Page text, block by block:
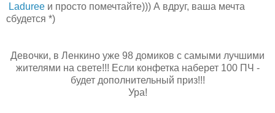
Laduree и просто помечтайте))) А вдруг, ваша мечта
сбудется *)
Девочки, в Ленкино уже 98 домиков с самыми лучшими
жителями на свете!!! Если конфетка наберет 100 ПЧ -
будет дополнительный приз!!!
Ура!